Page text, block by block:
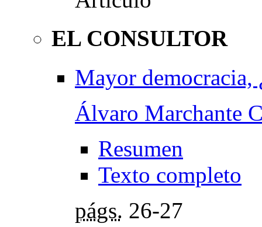
EL CONSULTOR
Mayor democracia,
Álvaro Marchante
Resumen
Texto completo
págs. 26-27